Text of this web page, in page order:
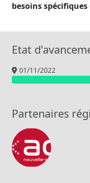
besoins
Etat
01/11/2022
Partenaires